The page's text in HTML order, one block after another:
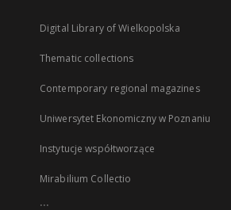
Digital Library of Wielkopolska
Thematic collections
Contemporary regional magazines
Uniwersytet Ekonomiczny w Poznaniu
Instytucje współtworzące
Mirabilium Collectio
...